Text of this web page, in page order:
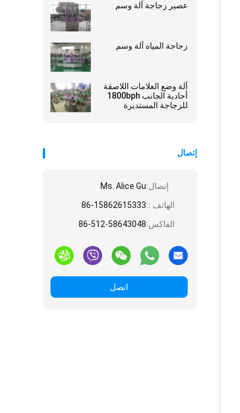
عصير زجاجة آلة وسم
زجاجة المياه آلة وسم
آلة وضع العلامات اللاصقة
أحادية الجانب 1800bph
للزجاجة المستديرة
إتصال
إتصال:Ms. Alice Gu
الهاتف ::86-15862615333
الفاكس:86-512-58643048
اتصل